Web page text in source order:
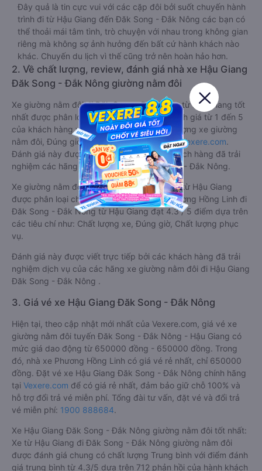
Đây quả là tin cực vui với các cặp đôi bởi suốt chuyến hành
trình đi từ Hậu Giang đến Đăk Song - Đắk Nông các bạn có
thể thoải mái tâm tình, trò chuyện với nhau trong không gian
riêng mà không sợ ảnh hưởng đến bất cứ hành khách nào
khác. Chuyến du lịch vì thế cũng trở nên hoàn hảo hơn.
2. Về chất lượng, review, đánh giá nhà xe Hậu Giang
Đăk Song - Đắk Nông giường nằm đôi
Xe giường nằm đôi đi Đăk Song - Đắk Nông từ Hậu Giang tốt
nhất được phân loại chất lượng dựa trên đánh giá từ 1 đến 5
của khách hàng với các tiêu chí như: Chất lượng xe giường
nằm đôi, Đúng giờ, Chất lượng phục vụ trênVexere.com.
Đánh giá này được viết trực tiếp bởi các khách hàng đã trải
nghiệm các hãng Xe Hậu Giang đi Đăk Song - Đắk Nông.
Xe giường nằm đôi đi Đăk Song - Đắk Nông từ Hậu Giang
được phân loại chất lượng tốt nhất là xe Phương Hồng Linh đi
Đăk Song - Đắk Nông từ Hậu Giang đạt 4.3 / 5 điểm dựa trên
các tiêu chí như: Chất lượng xe, Đúng giờ, Chất lượng phục
vụ.
Đánh giá này được viết trực tiếp bởi các khách hàng đã trải
nghiệm dịch vụ của các hãng xe giường nằm đôi đi Hậu Giang
Đăk Song - Đắk Nông .
3. Giá vé xe Hậu Giang Đăk Song - Đắk Nông
Hiện tại, theo cập nhật mới nhất của Vexere.com, giá vé xe
giường nằm đôi tuyến Đăk Song - Đắk Nông - Hậu Giang có
mức giá dao động từ 650000 đồng - 650000 đồng. Trong
đó, nhà xe Phương Hồng Linh có giá vé rẻ nhất, chỉ 650000
đồng. Đặt vé xe Hậu Giang Đăk Song - Đắk Nông chính hãng
tại Vexere.com để có giá rẻ nhất, đảm bảo giữ chỗ 100% và
hỗ trợ đổi trả vé miễn phí. Tổng đài tư vấn, đặt vé và đổi trả
vé miễn phí: 1900 888684.
Xe Hậu Giang Đăk Song - Đắk Nông giường nằm đôi tốt nhất:
Xe từ Hậu Giang đi Đăk Song - Đắk Nông giường nằm đôi
được đánh giá chung có chất lượng Trung bình với điểm đánh
giá trung bình từ 4.3/5 dựa trên 712 phản hồi của hành khách